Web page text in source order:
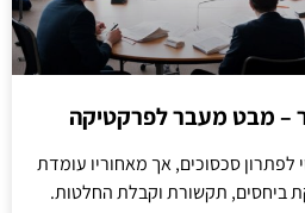
– מבט מעבר לפרקטיקה
לפתרון סכסוכים, אך מאחוריו עומדת
ביחסים, תקשורת וקבלת החלטות.